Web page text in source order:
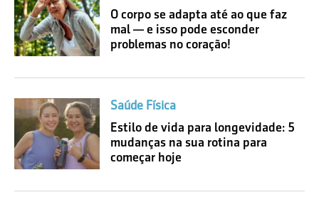
O corpo se adapta até ao que faz
mal — e isso pode esconder
problemas no coração!
Saúde Física
Estilo de vida para longevidade: 5
mudanças na sua rotina para
começar hoje